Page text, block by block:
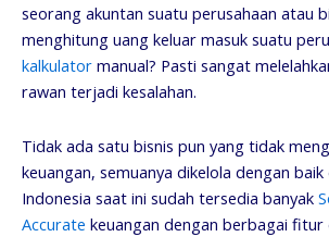
seorang akuntan suatu perusahaan atau
menghitung uang keluar masuk suatu
kalkulator manual? Pasti sangat
rawan terjadi kesalahan.
Tidak ada satu bisnis pun yang tidak
keuangan, semuanya dikelola dengan
Indonesia saat ini sudah tersedia banyak
Accurate keuangan dengan berbagai fitur